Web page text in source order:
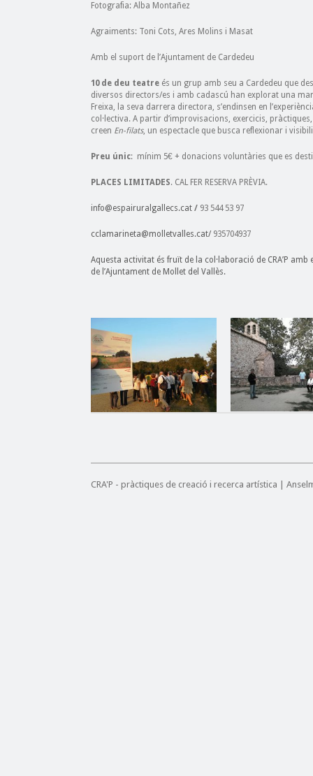
Fotografia: Alba Montañez
Agraiments: Toni Cots, Ares Molins i Masat
Amb el suport de l’Ajuntament de Cardedeu
10 de deu teatre és un grup amb seu a Cardedeu que
diversos directors/es i amb cadascú han explorat una
Freixa, la seva darrera directora, s’endinsen en
col·lectiva. A partir d’improvisacions, exercicis,
creen En-filats, un espectacle que busca reflexionar i
Preu únic: mínim 5€ + donacions voluntàries que es
PLACES LIMITADES. CAL FER RESERVA PRÈVIA.
info@espairuralgallecs.cat / 93 544 53 97
cclamarineta@molletvalles.cat/ 935704937
Aquesta activitat és fruït de la col·laboració de CRA’P
de l’Ajuntament de Mollet del Vallès.
CRA'P - pràctiques de creació i recerca artística |